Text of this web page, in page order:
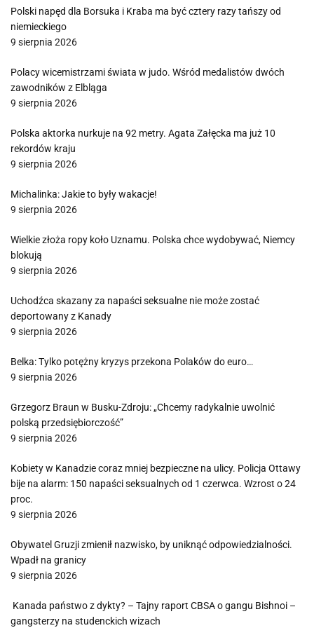
Polski napęd dla Borsuka i Kraba ma być cztery razy tańszy od
niemieckiego
9 sierpnia 2026
Polacy wicemistrzami świata w judo. Wśród medalistów dwóch
zawodników z Elbląga
9 sierpnia 2026
Polska aktorka nurkuje na 92 metry. Agata Załęcka ma już 10
rekordów kraju
9 sierpnia 2026
Michalinka: Jakie to były wakacje!
9 sierpnia 2026
Wielkie złoża ropy koło Uznamu. Polska chce wydobywać, Niemcy
blokują
9 sierpnia 2026
Uchodźca skazany za napaści seksualne nie może zostać
deportowany z Kanady
9 sierpnia 2026
Belka: Tylko potężny kryzys przekona Polaków do euro…
9 sierpnia 2026
Grzegorz Braun w Busku-Zdroju: „Chcemy radykalnie uwolnić
polską przedsiębiorczość”
9 sierpnia 2026
Kobiety w Kanadzie coraz mniej bezpieczne na ulicy. Policja Ottawy
bije na alarm: 150 napaści seksualnych od 1 czerwca. Wzrost o 24
proc.
9 sierpnia 2026
Obywatel Gruzji zmienił nazwisko, by uniknąć odpowiedzialności.
Wpadł na granicy
9 sierpnia 2026
Kanada państwo z dykty? – Tajny raport CBSA o gangu Bishnoi –
gangsterzy na studenckich wizach